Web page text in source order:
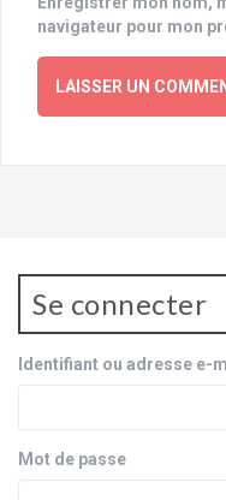
navigateur pour mon
Se connecter
Identifiant ou adresse e-
Mot de passe